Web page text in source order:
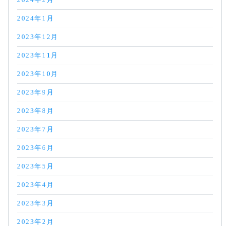
2024年1月
2023年12月
2023年11月
2023年10月
2023年9月
2023年8月
2023年7月
2023年6月
2023年5月
2023年4月
2023年3月
2023年2月